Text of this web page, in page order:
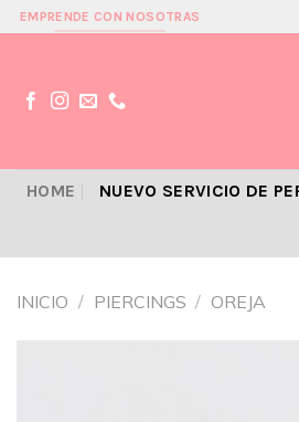
Skip
EMPRENDE CON NOSOTRAS
HOME NUEVO SERVICIO DE
INICIO / PIERCINGS / OREJA